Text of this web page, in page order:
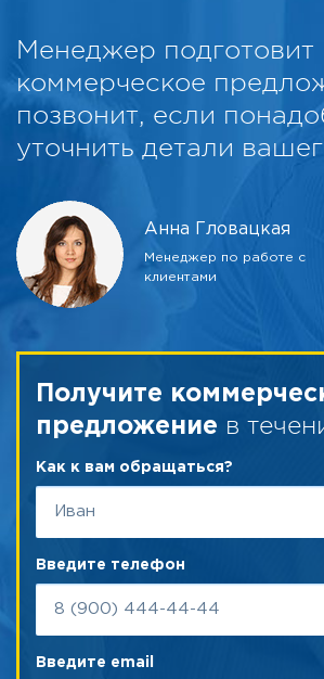
Менеджер подготовит
коммерческое
позвонит, если
уточнить детали
Анна Гловацкая
Менеджер по работе с
клиентами
Получите
предложение в
Как к вам обращаться?
Введите телефон
Введите email